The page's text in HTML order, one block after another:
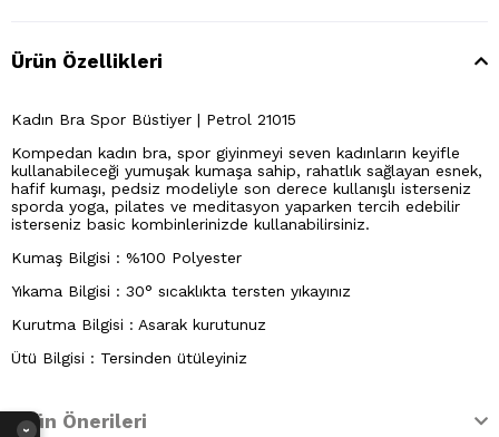
Ürün Özellikleri
Kadın Bra Spor Büstiyer | Petrol 21015
Kompedan kadın bra, spor giyinmeyi seven kadınların keyifle
kullanabileceği yumuşak kumaşa sahip, rahatlık sağlayan esnek,
hafif kumaşı, pedsiz modeliyle son derece kullanışlı isterseniz
sporda yoga, pilates ve meditasyon yaparken tercih edebilir
isterseniz basic kombinlerinizde kullanabilirsiniz.
Kumaş Bilgisi : %100 Polyester
Yıkama Bilgisi : 30° sıcaklıkta tersten yıkayınız
Kurutma Bilgisi : Asarak kurutunuz
Ütü Bilgisi : Tersinden ütüleyiniz
Ürün Önerileri
›